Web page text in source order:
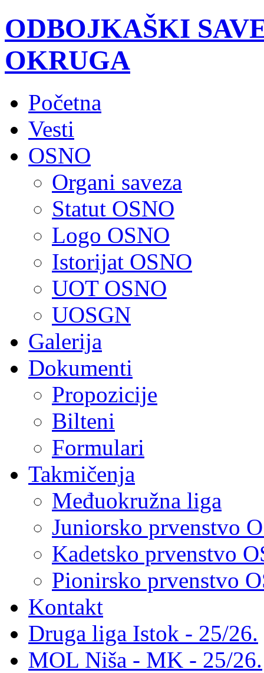
ODBOJKAŠKI
OKRUGA
Početna
Vesti
OSNO
Organi saveza
Statut OSNO
Logo OSNO
Istorijat OSNO
UOT OSNO
UOSGN
Galerija
Dokumenti
Propozicije
Bilteni
Formulari
Takmičenja
Međuokružna liga
Juniorsko prvenstvo
Kadetsko prvenstvo
Pionirsko prvenstvo
Kontakt
Druga liga Istok - 25/26.
MOL Niša - MK - 25/26.